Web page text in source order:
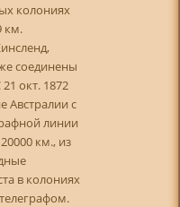
колониях
км.
соединены
окт. 1872
Австралии с
линии
км., из
в колониях